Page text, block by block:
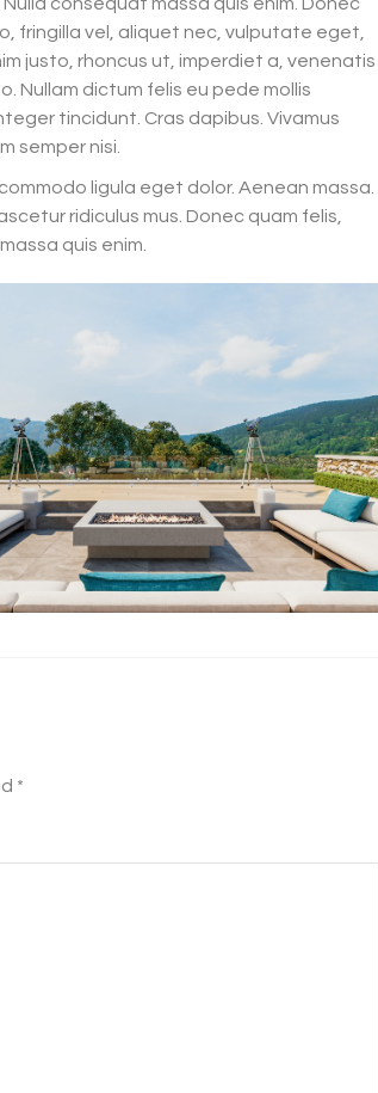
Nulla consequat massa quis enim. Donec
fringilla vel, aliquet nec, vulputate eget,
justo, rhoncus ut, imperdiet a, venenatis
Nullam dictum felis eu pede mollis
tincidunt. Cras dapibus. Vivamus
semper nisi.
ligula eget dolor. Aenean massa.
ridiculus mus. Donec quam felis,
quis enim.
*